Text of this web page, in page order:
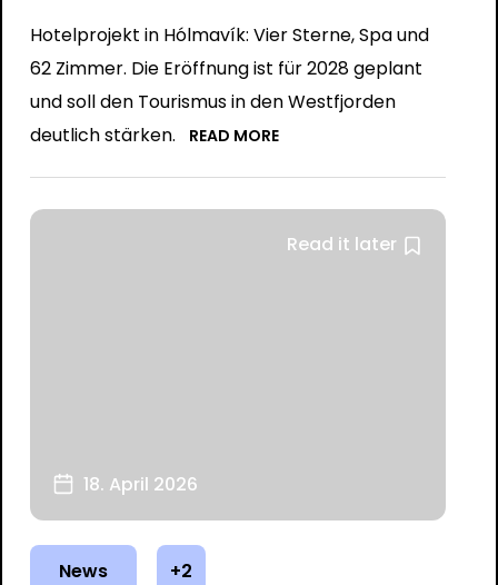
Hotelprojekt in Hólmavík: Vier Sterne, Spa und
62 Zimmer. Die Eröffnung ist für 2028 geplant
und soll den Tourismus in den Westfjorden
deutlich stärken.
READ MORE
Read it later
18. April 2026
News +2